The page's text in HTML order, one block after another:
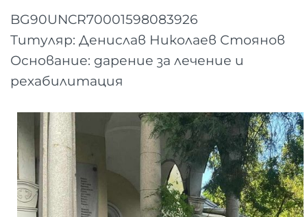
BG90UNCR70001598083926
Титуляр: Денислав Николаев Стоянов
Основание: дарение за лечение и
рехабилитация